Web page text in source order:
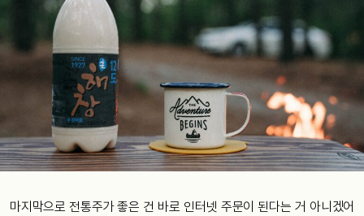
마지막으로 전통주가 좋은 건 바로 인터넷 주문이 된다는 거 아니겠어